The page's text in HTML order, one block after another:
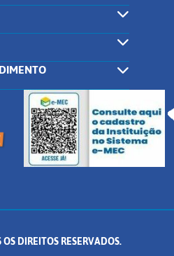
DIREITOS RESERVADOS.